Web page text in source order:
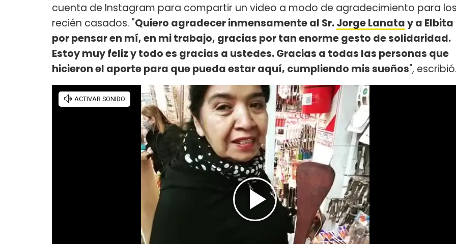
cuenta de Instagram para compartir un video a modo de agradecimiento para
recién casados. "Quiero agradecer inmensamente al Sr.Jorge Lanatay a Elbita
por pensar en mí, en mi trabajo, gracias por tan enorme gesto de solidaridad.
Estoy muy feliz y todo es gracias a ustedes. Gracias a todas las personas que
hicieron el aporte para que pueda estar aquí, cumpliendo mis sueños",